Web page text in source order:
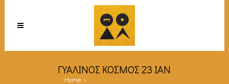
ΓΥΑΛΙΝΟΣ ΚΟΣΜΟΣ 23 IAN
Home >